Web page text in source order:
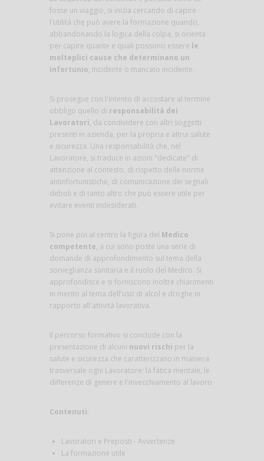
fosse un viaggio, si inizia cercando di capire
l'utilità che può avere la formazione quando,
abbandonando la logica della colpa, si orienta
per capire quante e quali possono essere le
molteplici cause che determinano un
infortunio, incidente o mancato incidente.
Si prosegue con l'intento di accostare al termine
obbligo quello di responsabilità dei
Lavoratori, da condividere con altri soggetti
presenti in azienda, per la propria e altrui salute
e sicurezza. Una responsabilità che, nel
Lavoratore, si traduce in azioni "dedicate" di
attenzione al contesto, di rispetto delle norme
antinfortunistiche, di comunicazione dei segnali
deboli e di tanto altro che può essere utile per
evitare eventi indesiderati.
Si pone poi al centro la figura del Medico
competente, a cui sono poste una serie di
domande di approfondimento sul tema della
sorveglianza sanitaria e il ruolo del Medico. Si
approfondisce e si forniscono inoltre chiarimenti
in merito al tema dell'uso di alcol e droghe in
rapporto all'attività lavorativa.
Il percorso formativo si conclude con la
presentazione di alcuni nuovi rischi per la
salute e sicurezza che caratterizzano in maniera
trasversale ogni Lavoratore: la fatica mentale, le
differenze di genere e l'invecchiamento al lavoro
Contenuti:
Lavoratori e Preposti - Avvertenze
La formazione utile